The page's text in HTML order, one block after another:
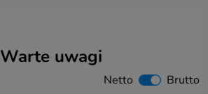
Warte uwagi
Netto
Brutto